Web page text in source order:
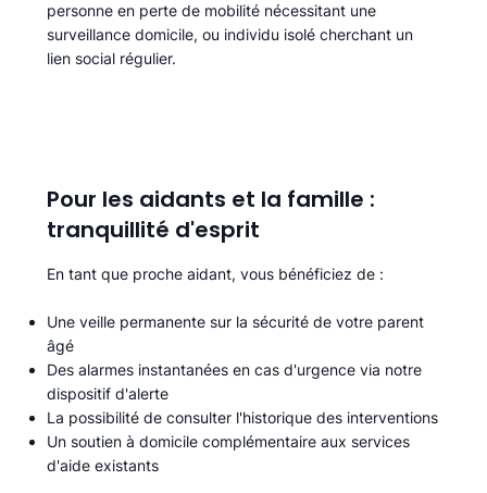
personne en perte de mobilité nécessitant une
surveillance domicile, ou individu isolé cherchant un
lien social régulier.
Pour les aidants et la famille :
tranquillité d'esprit
En tant que proche aidant, vous bénéficiez de :
Une veille permanente sur la sécurité de votre parent
âgé
Des alarmes instantanées en cas d'urgence via notre
dispositif d'alerte
La possibilité de consulter l'historique des interventions
Un soutien à domicile complémentaire aux services
d'aide existants